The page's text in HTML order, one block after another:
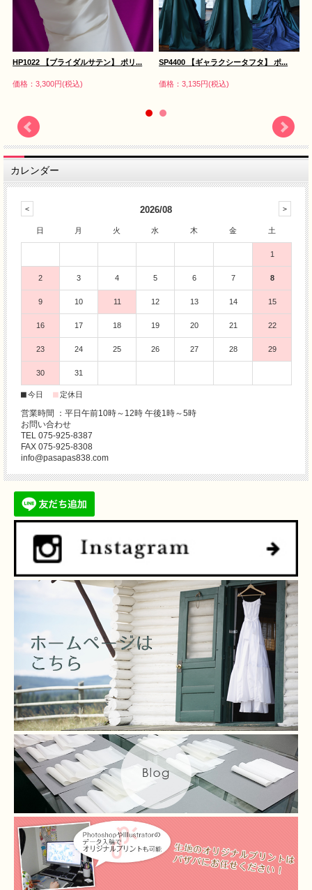
HP1022 【ブライダルサテン】 ポリ...
価格：3,300円(税込)
SP4400 【ギャラクシータフタ】 ポ...
価格：3,135円(税込)
カレンダー
2026/08
日 月 火 水 木 金 土
1
2 3 4 5 6 7 8
9 10 11 12 13 14 15
16 17 18 19 20 21 22
23 24 25 26 27 28 29
30 31
■今日 ■ 定休日
営業時間 ：平日午前10時～12時 午後1時～5時
お問い合わせ
TEL 075-925-8387
FAX 075-925-8308
info@pasapas838.com